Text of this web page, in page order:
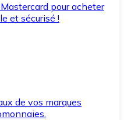
pour acheter
et sécurisé !
de vos marques